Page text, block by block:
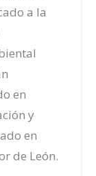
a la
en
y
en
de León.